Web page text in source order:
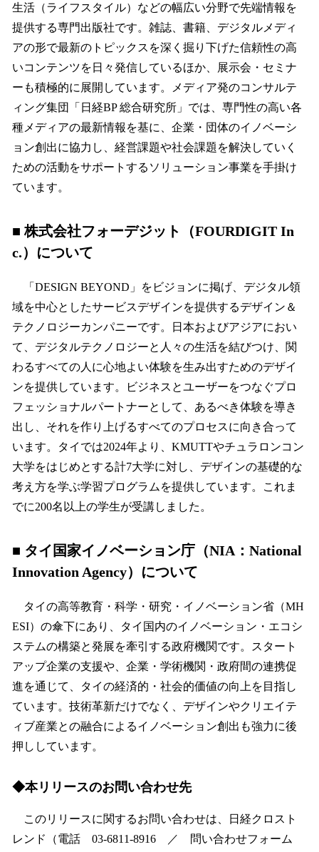
生活（ライフスタイル）などの幅広い分野で先端情報を
提供する専門出版社です。雑誌、書籍、デジタルメディ
アの形で最新のトピックスを深く掘り下げた信頼性の高
いコンテンツを日々発信しているほか、展示会・セミナ
ーも積極的に展開しています。メディア発のコンサルテ
ィング集団「日経BP 総合研究所」では、専門性の高い各
種メディアの最新情報を基に、企業・団体のイノベーシ
ョン創出に協力し、経営課題や社会課題を解決していく
ための活動をサポートするソリューション事業を手掛け
ています。
■ 株式会社フォーデジット（FOURDIGIT In
c.）について
「DESIGN BEYOND」をビジョンに掲げ、デジタル領
域を中心としたサービスデザインを提供するデザイン＆
テクノロジーカンパニーです。日本およびアジアにおい
て、デジタルテクノロジーと人々の生活を結びつけ、関
わるすべての人に心地よい体験を生み出すためのデザイ
ンを提供しています。ビジネスとユーザーをつなぐプロ
フェッショナルパートナーとして、あるべき体験を導き
出し、それを作り上げるすべてのプロセスに向き合って
います。タイでは2024年より、KMUTTやチュラロンコン
大学をはじめとする計7大学に対し、デザインの基礎的な
考え方を学ぶ学習プログラムを提供しています。これま
でに200名以上の学生が受講しました。
■ タイ国家イノベーション庁（NIA：National
Innovation Agency）について
タイの高等教育・科学・研究・イノベーション省（MH
ESI）の傘下にあり、タイ国内のイノベーション・エコシ
ステムの構築と発展を牽引する政府機関です。スタート
アップ企業の支援や、企業・学術機関・政府間の連携促
進を通じて、タイの経済的・社会的価値の向上を目指し
ています。技術革新だけでなく、デザインやクリエイテ
ィブ産業との融合によるイノベーション創出も強力に後
押ししています。
◆本リリースのお問い合わせ先
このリリースに関するお問い合わせは、日経クロスト
レンド（電話 03-6811-8916 ／ 問い合わせフォーム